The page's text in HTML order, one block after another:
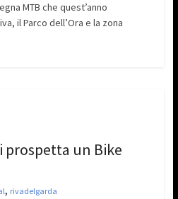
MTB che quest’anno
il Parco dell’Ora e la zona
prospetta un Bike
, rivadelgarda